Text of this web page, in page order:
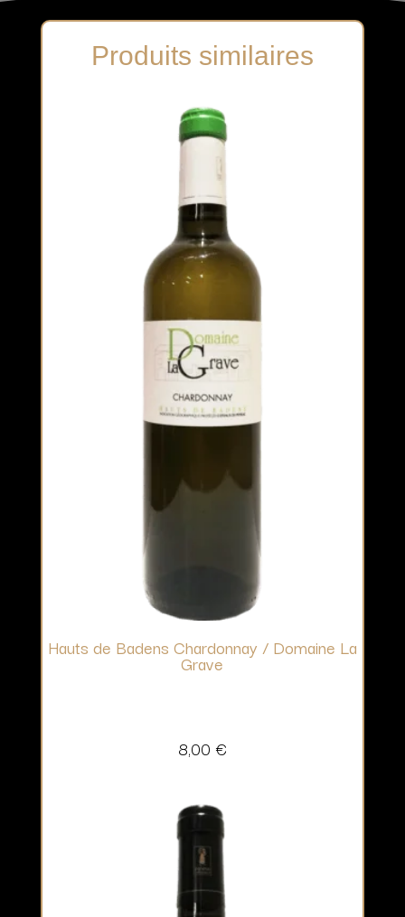
Produits similaires
Hauts de Badens Chardonnay / Domaine La
Grave
8,00 €